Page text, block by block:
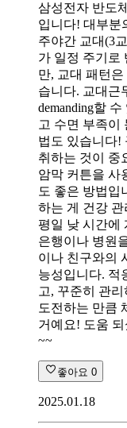
삼성전자 반도
입니다! 대부분
주야간 교대(3
가 일정 주기로
만, 교대 패턴
습니다. 교대근
demanding할
고 수면 부족이
법도 있습니다!
취하는 것이 중
암막 커튼을 사
도 좋은 방법입
하는 게 건강
평일 낮 시간에
은행이나 병원
이나 친구와의
능성입니다. 적
고, 꾸준히 관
도전하는 만큼
거예요! 도움
~~
좋아요 0
2025.01.18